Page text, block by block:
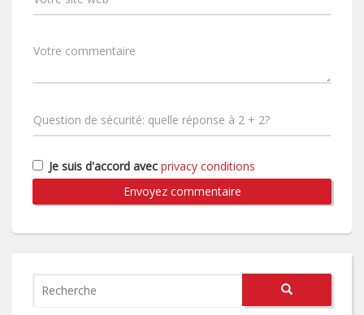
Je suis d'accord avec privacy conditions
Envoyez commentaire